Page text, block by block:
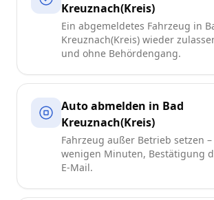
Kreuznach(Kreis)
Ein abgemeldetes Fahrzeug in
Kreuznach(Kreis) wieder
und ohne Behördengang.
Auto abmelden in Bad
Kreuznach(Kreis)
Fahrzeug außer Betrieb setzen
wenigen Minuten, Bestätigung
E-Mail.